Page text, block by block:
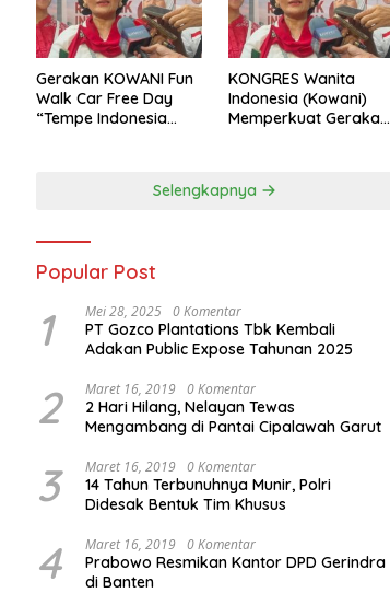
Gerakan KOWANI Fun
Walk Car Free Day
“Tempe Indonesia
KONGRES Wanita
Indonesia (Kowani)
Memperkuat Gerakan
Selengkapnya
Popular Post
1 Mei 28, 2025 0 Komentar
PT Gozco Plantations Tbk Kembali
Adakan Public Expose Tahunan 2025
2 Maret 16, 2019 0 Komentar
2 Hari Hilang, Nelayan Tewas
Mengambang di Pantai Cipalawah Garut
3 Maret 16, 2019 0 Komentar
14 Tahun Terbunuhnya Munir, Polri
Didesak Bentuk Tim Khusus
4 Maret 16, 2019 0 Komentar
Prabowo Resmikan Kantor DPD Gerindra
di Banten